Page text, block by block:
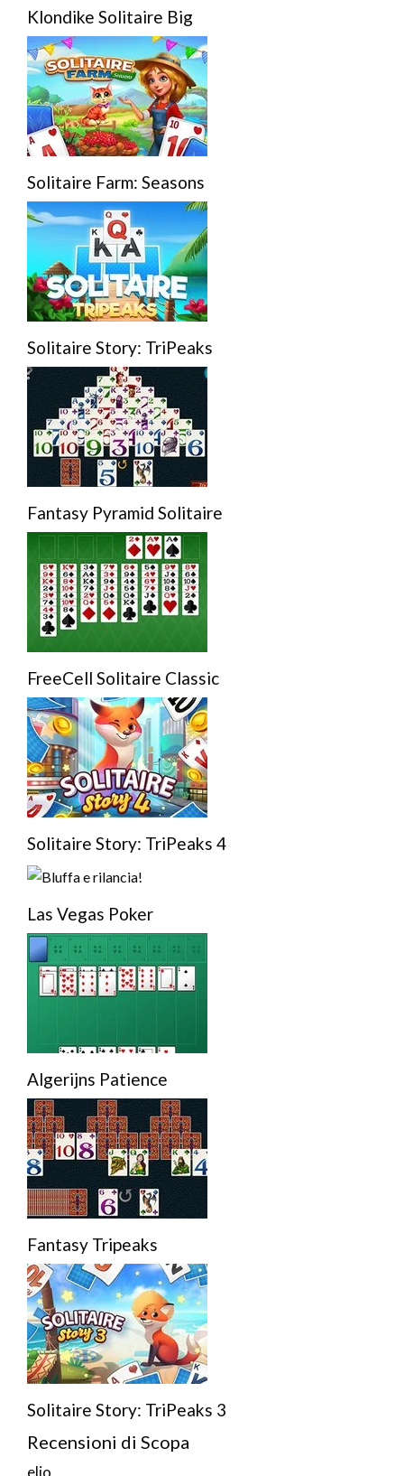
Klondike Solitaire Big
Solitaire Farm: Seasons
Solitaire Story: TriPeaks
Fantasy Pyramid Solitaire
FreeCell Solitaire Classic
Solitaire Story: TriPeaks 4
Las Vegas Poker
Algerijns Patience
Fantasy Tripeaks
Solitaire Story: TriPeaks 3
Recensioni di Scopa
elio